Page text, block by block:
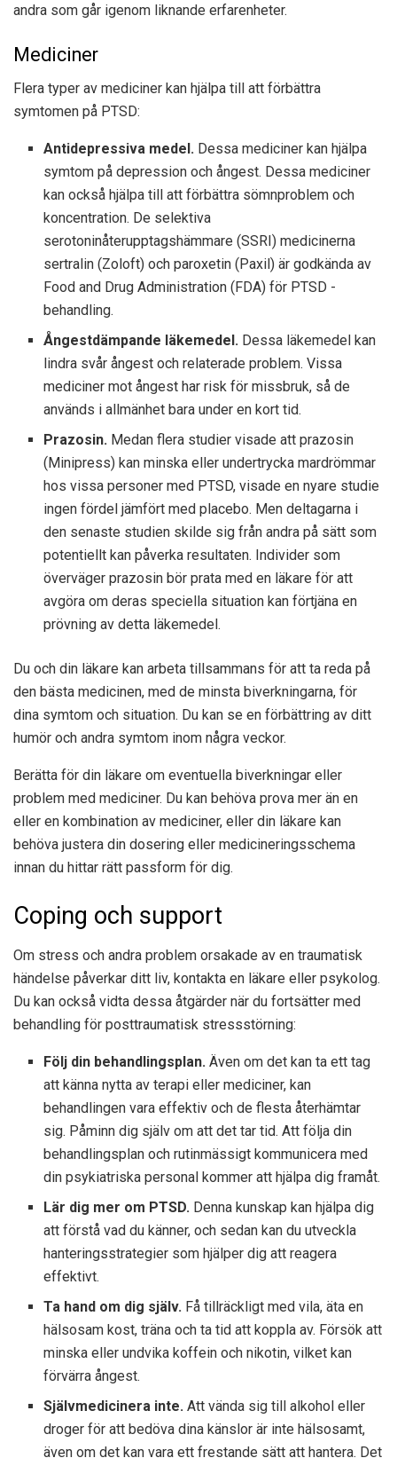
andra som går igenom liknande erfarenheter.
Mediciner
Flera typer av mediciner kan hjälpa till att förbättra
symtomen på PTSD:
Antidepressiva medel. Dessa mediciner kan hjälpa
symtom på depression och ångest. Dessa mediciner
kan också hjälpa till att förbättra sömnproblem och
koncentration. De selektiva
serotoninåterupptagshämmare (SSRI) medicinerna
sertralin (Zoloft) och paroxetin (Paxil) är godkända av
Food and Drug Administration (FDA) för PTSD -
behandling.
Ångestdämpande läkemedel. Dessa läkemedel kan
lindra svår ångest och relaterade problem. Vissa
mediciner mot ångest har risk för missbruk, så de
används i allmänhet bara under en kort tid.
Prazosin. Medan flera studier visade att prazosin
(Minipress) kan minska eller undertrycka mardrömmar
hos vissa personer med PTSD, visade en nyare studie
ingen fördel jämfört med placebo. Men deltagarna i
den senaste studien skilde sig från andra på sätt som
potentiellt kan påverka resultaten. Individer som
överväger prazosin bör prata med en läkare för att
avgöra om deras speciella situation kan förtjäna en
prövning av detta läkemedel.
Du och din läkare kan arbeta tillsammans för att ta reda på
den bästa medicinen, med de minsta biverkningarna, för
dina symtom och situation. Du kan se en förbättring av ditt
humör och andra symtom inom några veckor.
Berätta för din läkare om eventuella biverkningar eller
problem med mediciner. Du kan behöva prova mer än en
eller en kombination av mediciner, eller din läkare kan
behöva justera din dosering eller medicineringsschema
innan du hittar rätt passform för dig.
Coping och support
Om stress och andra problem orsakade av en traumatisk
händelse påverkar ditt liv, kontakta en läkare eller psykolog.
Du kan också vidta dessa åtgärder när du fortsätter med
behandling för posttraumatisk stressstörning:
Följ din behandlingsplan. Även om det kan ta ett tag
att känna nytta av terapi eller mediciner, kan
behandlingen vara effektiv och de flesta återhämtar
sig. Påminn dig själv om att det tar tid. Att följa din
behandlingsplan och rutinmässigt kommunicera med
din psykiatriska personal kommer att hjälpa dig framåt.
Lär dig mer om PTSD. Denna kunskap kan hjälpa dig
att förstå vad du känner, och sedan kan du utveckla
hanteringsstrategier som hjälper dig att reagera
effektivt.
Ta hand om dig själv. Få tillräckligt med vila, äta en
hälsosam kost, träna och ta tid att koppla av. Försök att
minska eller undvika koffein och nikotin, vilket kan
förvärra ångest.
Självmedicinera inte. Att vända sig till alkohol eller
droger för att bedöva dina känslor är inte hälsosamt,
även om det kan vara ett frestande sätt att hantera. Det